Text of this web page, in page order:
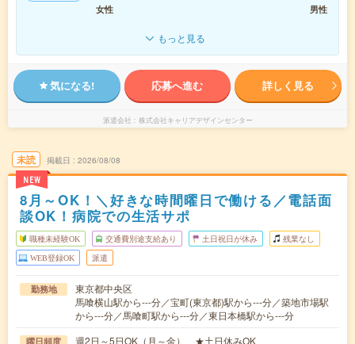
女性
男性
もっと見る
気になる! 応募へ進む 詳しく見る
派遣会社 株式会社キャリアデザインセンター
未読
NEW
掲載日 2026/08/08
8月～OK！＼好きな時間曜日で働ける／電話面
談OK！病院での生活サポ
職種未経験OK 交通費別途支給あり 土日祝日が休み 残業なし
WEB登録OK 派遣
勤務地
東京都中央区
馬喰横山駅から---分／宝町(東京都)駅から---分／築地市場駅
から---分／馬喰町駅から---分／東日本橋駅から---分
曜日頻度 週2日～5日OK（月～金） ★土日休みOK